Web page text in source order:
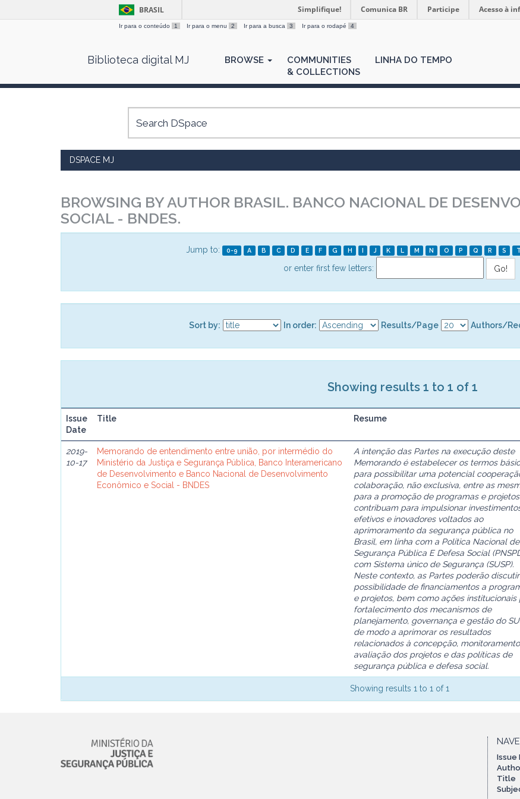
BRASIL Simplifique! Comunica BR Participe Acesso à
Ir para o conteúdo 1 Ir para o menu 2 Ir para a busca 3 Ir para o rodapé 4
Biblioteca digital MJ BROWSE
COMMUNITIES
& COLLECTIONS
LINHA DO TEMPO
DSPACE MJ
BROWSING BY AUTHOR BRASIL. BANCO NACIONAL DE
SOCIAL - BNDES.
Jump to: 0-9 A B C D E F G H I J K L M N O P Q R S T
or enter first few letters:
Sort by: In order: Results/Page Authors/
Showing results 1 to 1 of 1
Issue
Date
Title Resume
2019-
10-17
Memorando de entendimento entre união, por intermédio do
Ministério da Justiça e Segurança Pública, Banco Interamericano
de Desenvolvimento e Banco Nacional de Desenvolvimento
Econômico e Social - BNDES
A intenção das Partes na execução deste
Memorando é estabelecer os termos
para possibilitar uma potencial
colaboração, não exclusiva, entre as
para a promoção de programas e
contribuam para impulsionar
efetivos e inovadores voltados ao
aprimoramento da segurança pública no
Brasil, em linha com a Política Nacional de
Segurança Pública E Defesa Social
com Sistema único de Segurança (SUSP).
Neste contexto, as Partes poderão
possibilidade de financiamentos a
e projetos, bem como ações institucionais
fortalecimento dos mecanismos de
planejamento, governança e gestão do
de modo a aprimorar os resultados
relacionados à concepção,
avaliação dos projetos e das políticas de
segurança pública e defesa social.
Showing results 1 to 1 of 1
Issue
Title